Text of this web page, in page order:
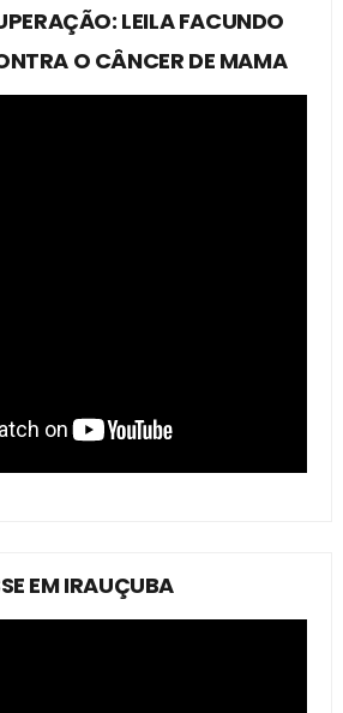
LEILA FACUNDO
O CÂNCER DE MAMA
EM IRAUÇUBA